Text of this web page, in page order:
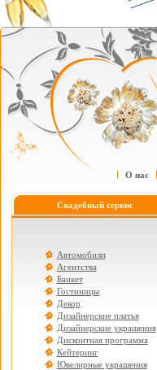
О нас
Свадебный сервис
Автомобили
Агентства
Банкет
Гостиницы
Декор
Дизайнерские платья
Дизайнерские украшения
Дисконтная программа
Кейтеринг
Ювелирные украшения